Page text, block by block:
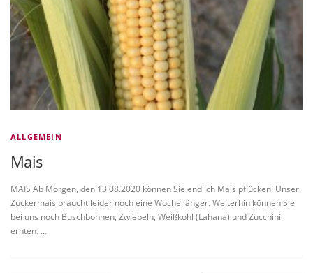
ALLGEMEIN
Mais
MAIS Ab Morgen, den 13.08.2020 können Sie endlich Mais pflücken! Unser
Zuckermais braucht leider noch eine Woche länger. Weiterhin können Sie
bei uns noch Buschbohnen, Zwiebeln, Weißkohl (Lahana) und Zucchini
ernten. …